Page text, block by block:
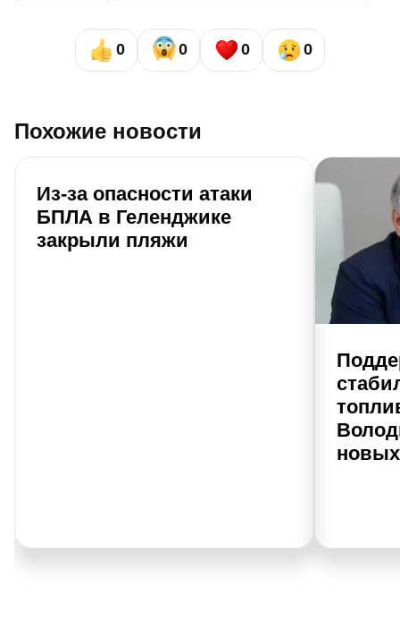
0 0 0 0
Похожие новости
Из-за опасности атаки
БПЛА в Геленджике
закрыли пляжи
новых